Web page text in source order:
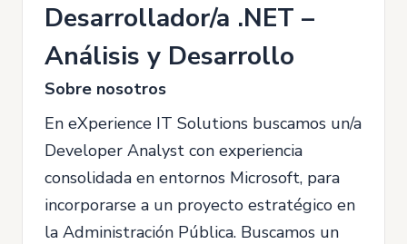
Desarrollador/a .NET –
Análisis y Desarrollo
Sobre nosotros
En eXperience IT Solutions buscamos un/a
Developer Analyst con experiencia
consolidada en entornos Microsoft, para
incorporarse a un proyecto estratégico en
la Administración Pública. Buscamos un